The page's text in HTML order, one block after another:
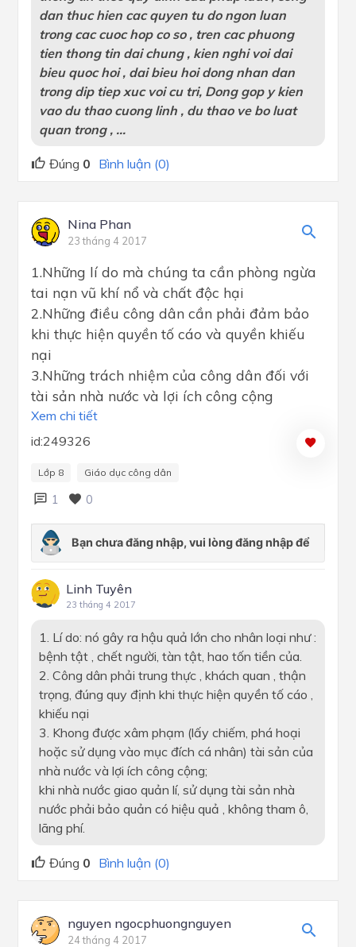
dan thuc hien cac quyen tu do ngon luan
trong cac cuoc hop co so , tren cac phuong
tien thong tin dai chung , kien nghi voi dai
bieu quoc hoi , dai bieu hoi dong nhan dan
trong dip tiep xuc voi cu tri, Dong gop y kien
vao du thao cuong linh , du thao ve bo luat
quan trong , ...
Đúng 0 Bình luận (0)
Nina Phan
23 tháng 4 2017
1.Những lí do mà chúng ta cần phòng ngừa
tai nạn vũ khí nổ và chất độc hại
2.Những điều công dân cần phải đảm bảo
khi thực hiện quyền tố cáo và quyền khiếu
nại
3.Những trách nhiệm của công dân đối với
tài sản nhà nước và lợi ích công cộng
Xem chi tiết
id:249326
Lớp 8 Giáo dục công dân
1 0
Linh Tuyên
23 tháng 4 2017
1. Lí do: nó gây ra hậu quả lớn cho nhân loại như :
bệnh tật , chết người, tàn tật, hao tốn tiền của.
2. Công dân phải trung thực , khách quan , thận
trọng, đúng quy định khi thực hiện quyền tố cáo ,
khiếu nại
3. Khong được xâm phạm (lấy chiếm, phá hoại
hoặc sử dụng vào mục đích cá nhân) tài sản của
nhà nước và lợi ích công cộng;
khi nhà nước giao quản lí, sử dụng tài sản nhà
nước phải bảo quản có hiệu quả , không tham ô,
lãng phí.
Đúng 0 Bình luận (0)
nguyen ngocphuongnguyen
24 tháng 4 2017